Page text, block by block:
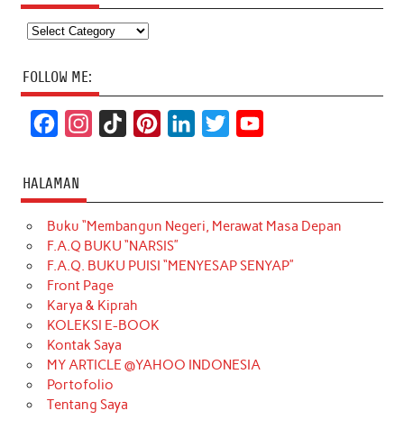
Categories
FOLLOW ME:
c
e
b
o
o
k
t
a
g
r
a
m
T
o
k
t
e
r
k
e
d
t
t
e
T
u
b
HALAMAN
Buku “Membangun Negeri, Merawat Masa Depan
F.A.Q BUKU “NARSIS”
F.A.Q. BUKU PUISI “MENYESAP SENYAP”
Front Page
Karya & Kiprah
KOLEKSI E-BOOK
Kontak Saya
MY ARTICLE @YAHOO INDONESIA
Portofolio
Tentang Saya